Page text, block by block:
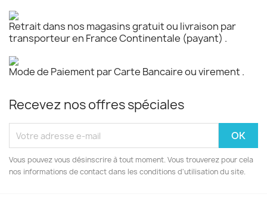
Retrait dans nos magasins gratuit ou livraison par
transporteur en France Continentale (payant) .
Mode de Paiement par Carte Bancaire ou virement .
Recevez nos offres spéciales
Vous pouvez vous désinscrire à tout moment. Vous trouverez pour cela
nos informations de contact dans les conditions d'utilisation du site.